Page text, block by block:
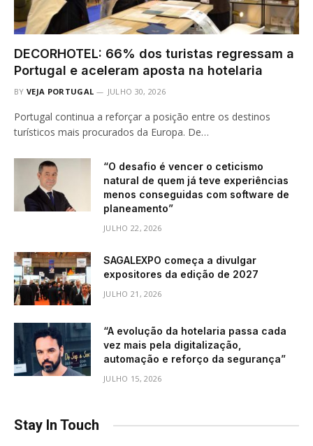
DECORHOTEL: 66% dos turistas regressam a
Portugal e aceleram aposta na hotelaria
BY VEJA PORTUGAL JULHO 30, 2026
Portugal continua a reforçar a posição entre os destinos
turísticos mais procurados da Europa. De…
“O desafio é vencer o ceticismo
natural de quem já teve experiências
menos conseguidas com software de
planeamento”
JULHO 22, 2026
SAGALEXPO começa a divulgar
expositores da edição de 2027
JULHO 21, 2026
“A evolução da hotelaria passa cada
vez mais pela digitalização,
automação e reforço da segurança”
JULHO 15, 2026
Stay In Touch